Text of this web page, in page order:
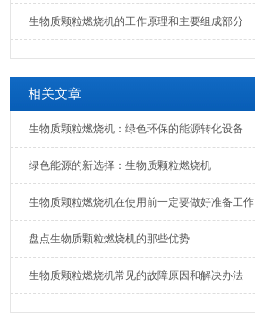
生物质颗粒燃烧机的工作原理和主要组成部分
相关文章
生物质颗粒燃烧机：绿色环保的能源转化设备
绿色能源的新选择：生物质颗粒燃烧机
生物质颗粒燃烧机在使用前一定要做好准备工作
盘点生物质颗粒燃烧机的那些优势
生物质颗粒燃烧机常见的故障原因和解决办法